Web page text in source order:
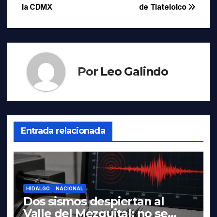
entradas
de Tlatelolco
la CDMX
Por Leo Galindo
Entrada relacionada
HIDALGO NACIONAL
Dos sismos despiertan al
Valle del Mezquital; no se